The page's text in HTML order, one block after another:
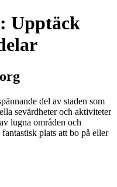
Upptäck
del av staden som
sevärdheter och aktiviteter
lugna områden och
plats att bo på eller